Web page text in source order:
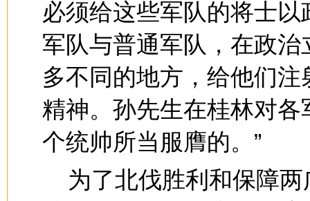
必须给这些军队的将士
军队与普通军队，在政
多不同的地方，给他们
精神。孙先生在桂林对
个统帅所当服膺的。”
为了北伐胜利和保障